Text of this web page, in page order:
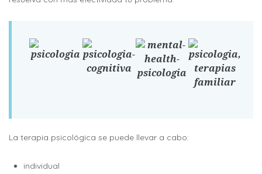
La terapia psicológica se puede llevar a cabo:
individual